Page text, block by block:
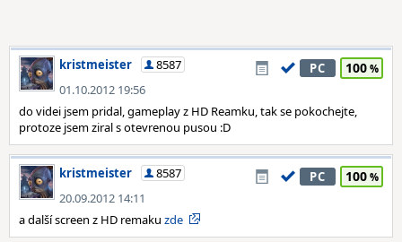
kristmeister
8587
01.10.2012 19:56
PC 100
do videi jsem pridal, gameplay z HD Reamku, tak se pokochejte,
protoze jsem ziral s otevrenou pusou :D
kristmeister
8587
20.09.2012 14:11
PC 100
a další screen z HD remaku zde